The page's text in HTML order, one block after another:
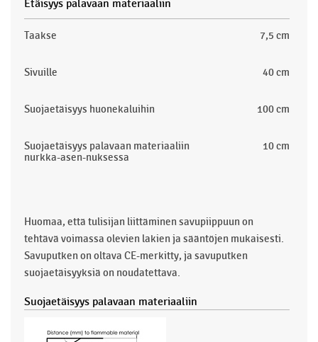
Etäisyys palavaan materiaaliin
Taakse 7,5 cm
Sivuille 40 cm
Suojaetäisyys huonekaluihin 100 cm
Suojaetäisyys palavaan materiaaliin
nurkka-asen-nuksessa
10 cm
Huomaa, että tulisijan liittäminen savupiippuun on
tehtävä voimassa olevien lakien ja sääntöjen mukaisesti.
Savuputken on oltava CE-merkitty, ja savuputken
suojaetäisyyksiä on noudatettava.
Suojaetäisyys palavaan materiaaliin